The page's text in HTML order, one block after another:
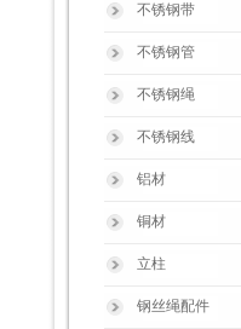
不锈钢带
不锈钢管
不锈钢绳
不锈钢线
铝材
铜材
立柱
钢丝绳配件